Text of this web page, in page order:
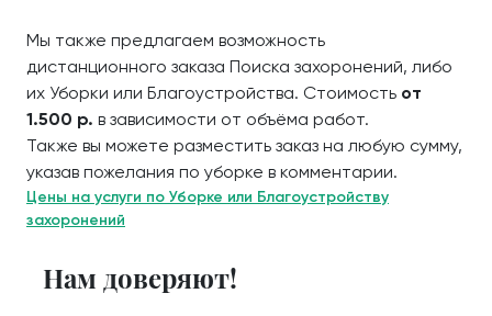
Мы также предлагаем возможность
дистанционного заказа Поиска захоронений, либо
их Уборки или Благоустройства. Стоимость от
1.500 р. в зависимости от объёма работ.
Также вы можете разместить заказ на любую сумму,
указав пожелания по уборке в комментарии.
Цены на услуги по Уборке или Благоустройству
захоронений
Нам доверяют!